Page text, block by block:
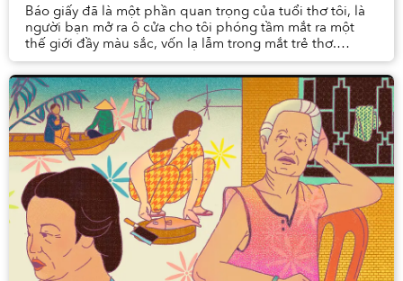
Báo giấy đã là một phần quan trọng của tuổi thơ tôi, là
người bạn mở ra ô cửa cho tôi phóng tầm mắt ra một
thế giới đầy màu sắc, vốn lạ lẫm trong mắt trẻ thơ.
Nhưng lúc này đây, khi bước ra phố, những...